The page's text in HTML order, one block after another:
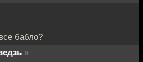
бабло?
»